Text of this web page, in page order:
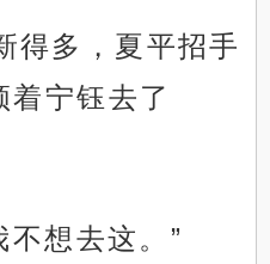
得多，夏平招手
着宁钰去了
想去这。”